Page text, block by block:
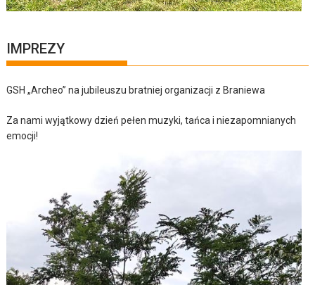
IMPREZY
GSH „Archeo” na jubileuszu bratniej organizacji z Braniewa
Za nami wyjątkowy dzień pełen muzyki, tańca i niezapomnianych
emocji!